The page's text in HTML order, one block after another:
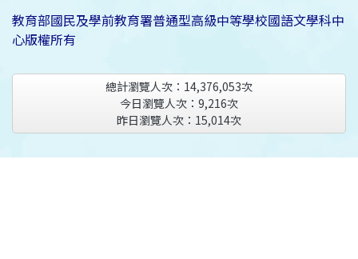
教育部國民及學前教育署普通型高級中等學校國語文學科中
心版權所有
總計瀏覽人次： 14,376,053次
今日瀏覽人次： 9,216次
昨日瀏覽人次： 15,014次